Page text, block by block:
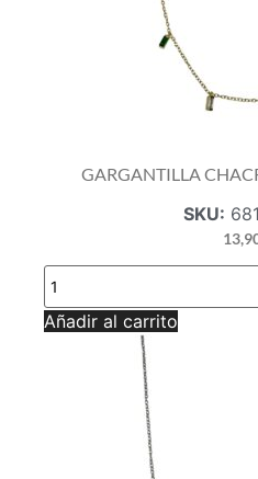
GARGANTILLA
SKU:
GARGANTILLA
CHACRAS
COLG
B.O.A
Añadir al carrito